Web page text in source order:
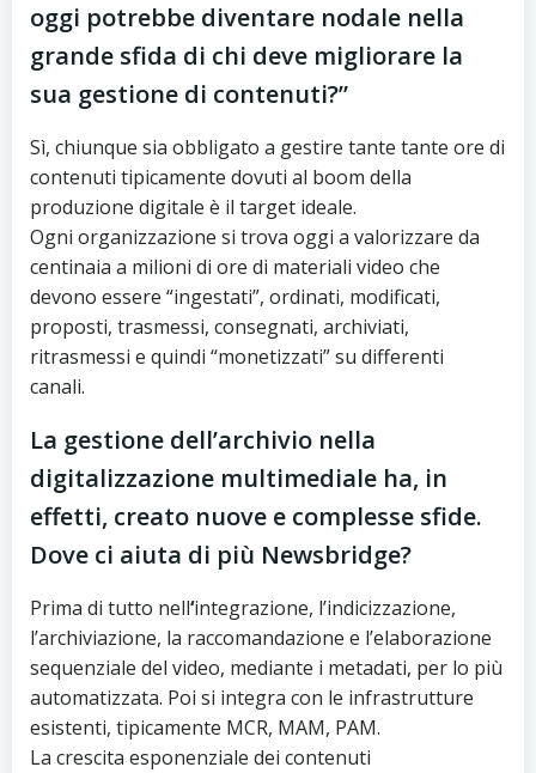
oggi potrebbe diventare nodale nella
grande sfida di chi deve migliorare la
sua gestione di contenuti?”
Sì, chiunque sia obbligato a gestire tante tante ore di
contenuti tipicamente dovuti al boom della
produzione digitale è il target ideale.
Ogni organizzazione si trova oggi a valorizzare da
centinaia a milioni di ore di materiali video che
devono essere “ingestati”, ordinati, modificati,
proposti, trasmessi, consegnati, archiviati,
ritrasmessi e quindi “monetizzati” su differenti
canali.
La gestione dell’archivio nella
digitalizzazione multimediale ha, in
effetti, creato nuove e complesse sfide.
Dove ci aiuta di più Newsbridge?
Prima di tutto nell‘integrazione, l’indicizzazione,
l’archiviazione, la raccomandazione e l’elaborazione
sequenziale del video, mediante i metadati, per lo più
automatizzata. Poi si integra con le infrastrutture
esistenti, tipicamente MCR, MAM, PAM.
La crescita esponenziale dei contenuti